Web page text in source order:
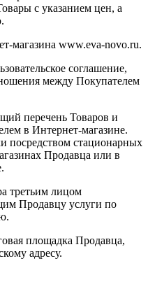
с указанием цен, а
магазина www.eva-novo.ru.
соглашение,
между Покупателем
перечень Товаров и
в Интернет-магазине.
посредством стационарных
Продавца или в
третьим лицом
Продавцу услуги по
площадка Продавца,
адресу.